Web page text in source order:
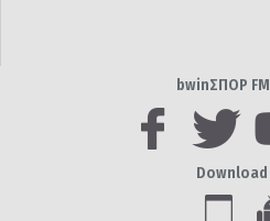
bwinΣΠΟΡ
Download